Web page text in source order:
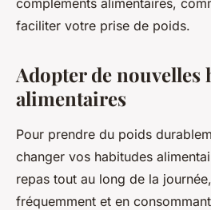
compléments alimentaires,
faciliter votre prise de poids.
Adopter de nouvelles
alimentaires
Pour prendre du poids
changer vos habitudes
repas tout au long de la
fréquemment et en